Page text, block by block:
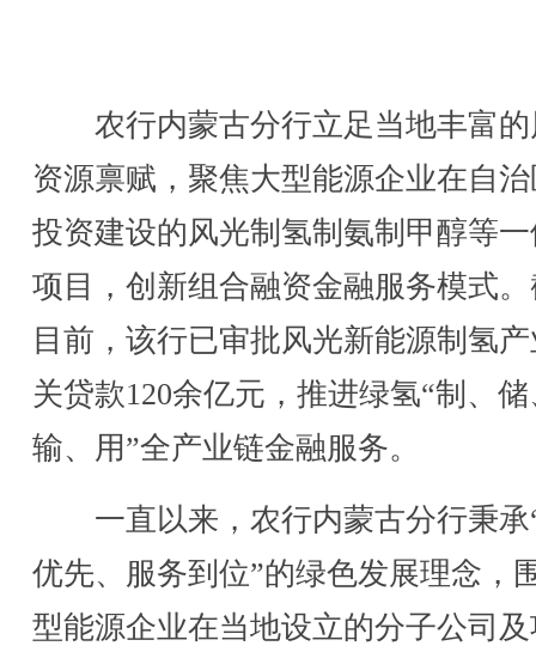
农行内蒙古分行立足当地丰富的
资源禀赋，聚焦大型能源企业在自
投资建设的风光制氢制氨制甲醇等
项目，创新组合融资金融服务模式
目前，该行已审批风光新能源制氢
关贷款120余亿元，推进绿氢“制、储
输、用”全产业链金融服务。
一直以来，农行内蒙古分行秉承
优先、服务到位”的绿色发展理念，
型能源企业在当地设立的分子公司